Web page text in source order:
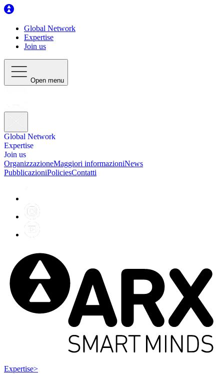
Global Network
Expertise
Join us
Open menu
Global Network
Expertise
Join us
OrganizzazioneMaggiori informazioniNews
PubblicazioniPoliciesContatti
Expertise>